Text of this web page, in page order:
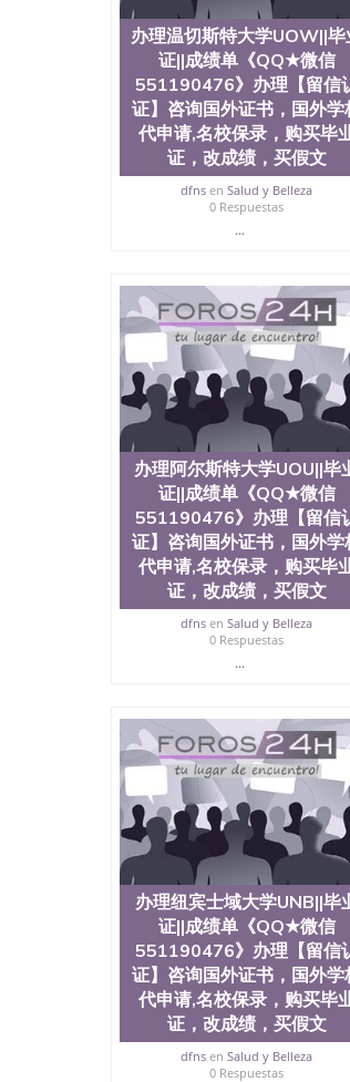
站真实存档可查。 3、留信
与建筑学院、商学院、交流
工程与科学学院、人文学
前十五名，且继续攀升中。
学、MBA、财务、教育、
程、天文学、农业、环境污
工程、航天工程、土木工程
机科学、物理学、人工智
案； 2、补充毕业证成绩单
同客户本人一起去留服递
付余款。 我们对海外大学
到与时俱进，及时掌握各大
等相关材料）的版本更新信
等等，并在时间收集到原版
较高性价比，通过品质和
信:551190476 Q/微信
公司专业制作、办理、仿制
文凭、假文凭假毕业证假
认证、留服认证、使馆认证
认证、留学生学历认证、留
历、新西兰学历认证等
University）圣何塞州立大
University）圣何塞州立大
University）圣何塞州立大
State University）圣何塞
University）圣何塞州立大
圣何塞州立大学文凭（San
圣何塞州立大学文凭（San
塞州立大学学历（San
State University）圣何塞州
State University）圣何塞州
University）圣何塞州立大学
何塞州立大学（San Jose
立大学学位证（San Jose
立大学结业证（San Jose
立大学学位证（San Jose
立大学学历证书（San
塞州立大学学历证书（San
读CQU中央昆士兰大学学
学历
央昆士兰大学学历成绩单购
理东英吉利大学UEA||毕业
代申请,名校保录，购买毕
办，制作文凭，学历，回
业服务）录取通知书，雅思
办理温切斯特大学UOW||毕
证||成绩单《QQ★微信
551190476》办理【留信
证】咨询国外证书，国外学
代申请,名校保录，购买毕
证，改成绩，买假文
dfns enSalud y Belleza
0 Respuestas
...
办理阿尔斯特大学UOU||毕
证||成绩单《QQ★微信
551190476》办理【留信
证】咨询国外证书，国外学
代申请,名校保录，购买毕
证，改成绩，买假文
dfns enSalud y Belleza
0 Respuestas
...
办理纽宾士域大学UNB||毕
证||成绩单《QQ★微信
551190476》办理【留信
证】咨询国外证书，国外学
代申请,名校保录，购买毕
证，改成绩，买假文
dfns enSalud y Belleza
0 Respuestas